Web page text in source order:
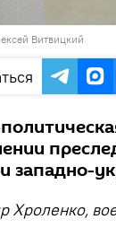
Витвицкий
западно-
Хроленко,